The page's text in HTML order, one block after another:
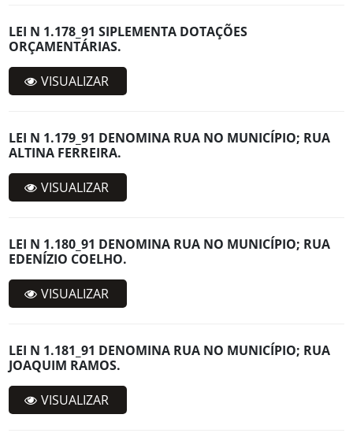
LEI N 1.178_91 SIPLEMENTA DOTAÇÕES
ORÇAMENTÁRIAS.
VISUALIZAR
LEI N 1.179_91 DENOMINA RUA NO MUNICÍPIO; RUA
ALTINA FERREIRA.
VISUALIZAR
LEI N 1.180_91 DENOMINA RUA NO MUNICÍPIO; RUA
EDENÍZIO COELHO.
VISUALIZAR
LEI N 1.181_91 DENOMINA RUA NO MUNICÍPIO; RUA
JOAQUIM RAMOS.
VISUALIZAR